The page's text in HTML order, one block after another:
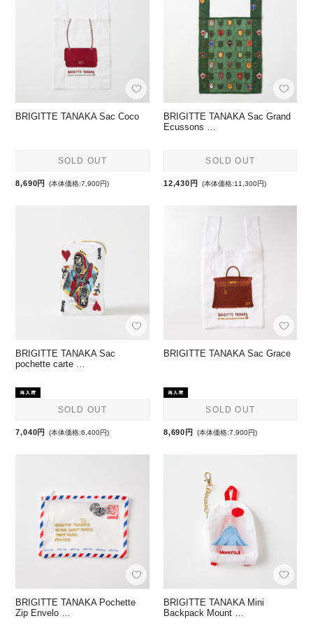
BRIGITTE TANAKA Sac Coco
SOLD OUT
8,690円 (本体価格:7,900円)
BRIGITTE TANAKA Sac Grand
Ecussons …
SOLD OUT
12,430円 (本体価格:11,300円)
BRIGITTE TANAKA Sac
pochette carte …
SOLD OUT
7,040円 (本体価格:6,400円)
BRIGITTE TANAKA Sac Grace
SOLD OUT
8,690円 (本体価格:7,900円)
BRIGITTE TANAKA Pochette
Zip Envelo …
BRIGITTE TANAKA Mini
Backpack Mount …